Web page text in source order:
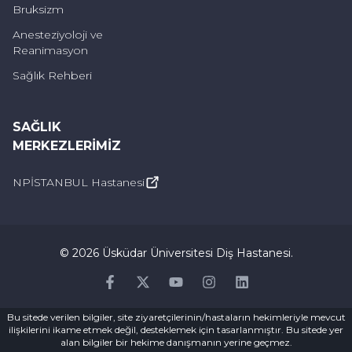
hekimine veya periodontiste danışmanız
gerekebilir. Uzman, sorunun nedenini
belirleyerek uygun tedavi ve önerilerde
bulunabilir.
Eğer diş eti kaşıntısı uzun süre devam eder
veya şiddetlenirse, kendi kendinize tedavi
Uzman, sizin durumunuza uygun bir tedavi
Diş Eti Kaşınması Nasıl Önlenir?
Diş eti kaşınmasını önlemek için ağız
sağlığınızı düzenli olarak korumak ve iyi bir
Bruksizm
Anesteziyoloji ve
Reanimasyon
Sağlık Rehberi
SAĞLIK
MERKEZLERIMIZ
NPİSTANBUL Hastanesi
© 2026 Üsküdar Üniversitesi Diş Hastanesi.
Bu sitede verilen bilgiler, site ziyaretçilerinin/hastaların hekimleriyle mevcut
ilişkilerini ikame etmek değil, desteklemek için tasarlanmıştır. Bu sitede yer
alan bilgiler bir hekime danışmanın yerine geçmez.